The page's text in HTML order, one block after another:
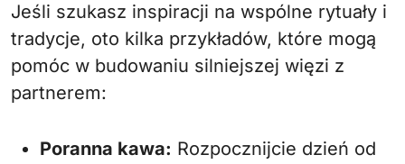
Jeśli szukasz inspiracji na wspólne rytuały i
tradycje, oto kilka przykładów, które mogą
pomóc w budowaniu silniejszej więzi z
partnerem:
Poranna kawa: Rozpocznijcie dzień od